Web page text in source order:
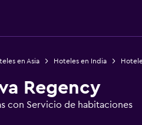
en Asia Hoteles en India
Regency
con Servicio de habitaciones